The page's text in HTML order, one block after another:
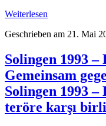
Weiterlesen
Geschrieben am 21. Mai
Solingen 1993 –
Gemeinsam
Solingen 1993 –
teröre karşı